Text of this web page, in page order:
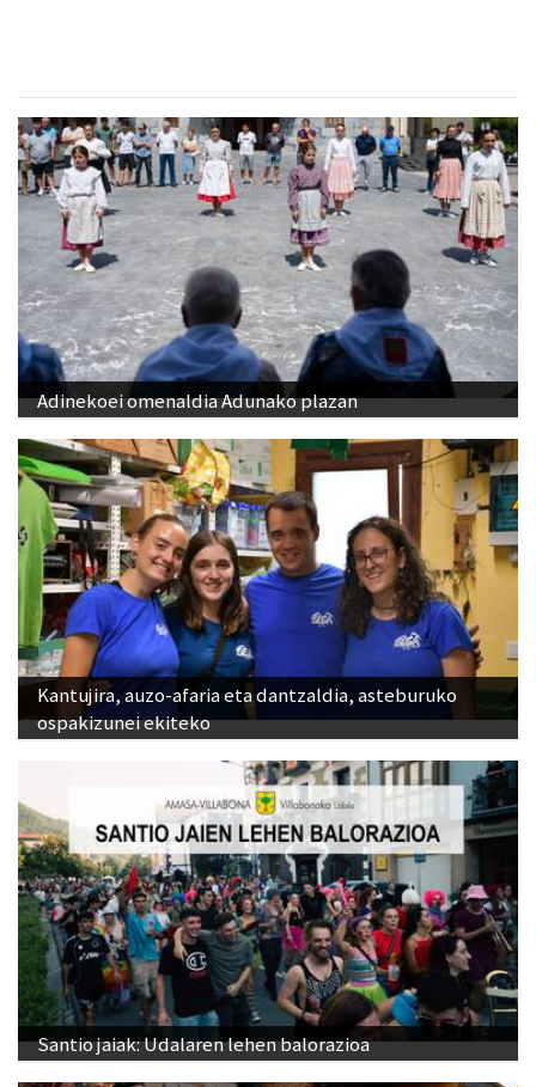
Adinekoei omenaldia Adunako plazan
Kantujira, auzo-afaria eta dantzaldia, asteburuko
ospakizunei ekiteko
Santio jaiak: Udalaren lehen balorazioa